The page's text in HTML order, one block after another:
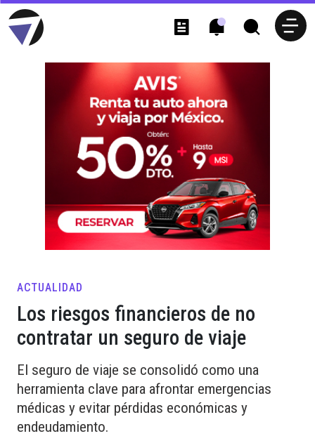
ACTUALIDAD
Los riesgos financieros de no
contratar un seguro de viaje
El seguro de viaje se consolidó como una
herramienta clave para afrontar emergencias
médicas y evitar pérdidas económicas y
endeudamiento.